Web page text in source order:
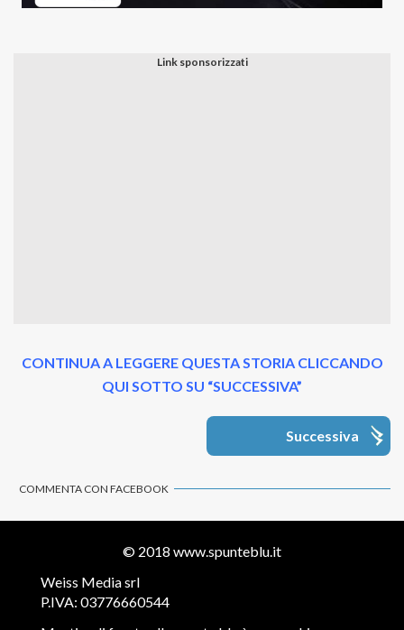
CONTINUA A LEGGERE QUESTA STORIA CLICCANDO
QUI SOTTO SU “SUCCESSIVA”
Successiva
COMMENTA CON FACEBOOK
© 2018 www.spunteblu.it
Weiss Media srl
P.IVA: 03776660544